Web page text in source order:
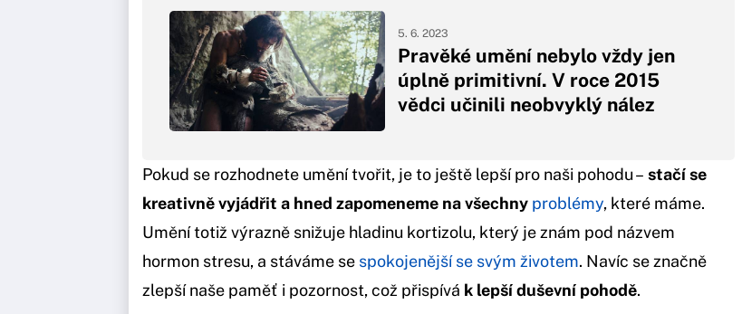
Pravěké umění nebylo vždy jen
úplně primitivní. V roce 2015
vědci učinili neobvyklý nález
5. 6. 2023
Pokud se rozhodnete umění tvořit, je to ještě lepší pro naši pohodu – stačí se
kreativně vyjádřit a hned zapomeneme na všechny problémy, které máme.
Umění totiž výrazně snižuje hladinu kortizolu, který je znám pod názvem
hormon stresu, a stáváme se spokojenější se svým životem. Navíc se značně
zlepší naše paměť i pozornost, což přispívá k lepší duševní pohodě.